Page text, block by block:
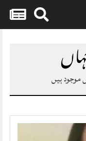
موجود ہیں